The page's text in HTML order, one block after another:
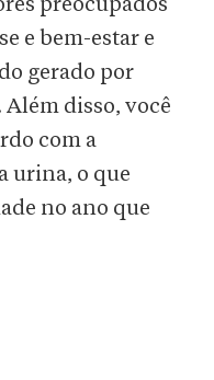
preocupados
e bem-estar e
gerado por
disso, você
com a
urina, o que
no ano que